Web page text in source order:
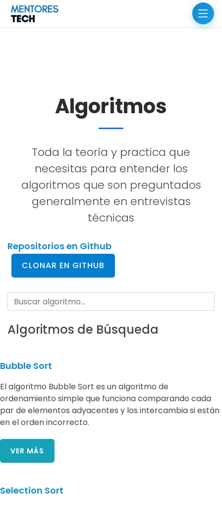
Algoritmos
Toda la teoría y practica que
necesitas para entender los
algoritmos que son preguntados
generalmente en entrevistas
técnicas
Repositorios en Github
CLONAR EN GITHUB
Algoritmos de Búsqueda
Bubble Sort
El algoritmo Bubble Sort es un algoritmo de
ordenamiento simple que funciona comparando cada
par de elementos adyacentes y los intercambia si están
en el orden incorrecto.
VER MÁS
Selection Sort